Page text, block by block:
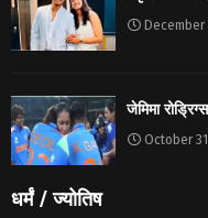
December
जेमिमा
October
धर्मं / ज्योतिष